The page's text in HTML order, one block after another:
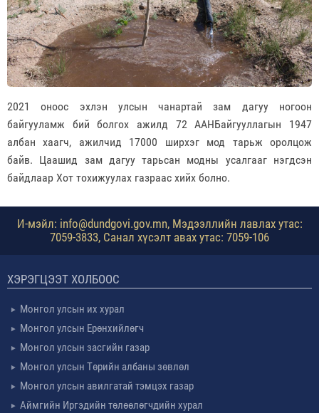
2021 оноос эхлэн улсын чанартай зам дагуу ногоон
байгууламж бий болгох ажилд 72 ААНБайгууллагын 1947
албан хаагч, ажилчид 17000 ширхэг мод тарьж оролцож
байв. Цаашид зам дагуу тарьсан модны усалгааг нэгдсэн
байдлаар Хот тохижуулах газраас хийх болно.
И-мэйл: info@dundgovi.gov.mn, Мэдээллийн лавлах утас:
7059-3833, Санал хүсэлт авах утас: 7059-106
ХЭРЭГЦЭЭТ ХОЛБООС
Монгол улсын их хурал
Монгол улсын Ерөнхийлөгч
Монгол улсын засгийн газар
Монгол улсын Төрийн албаны зөвлөл
Монгол улсын авилгатай тэмцэх газар
Аймгийн Иргэдийн төлөөлөгчдийн хурал